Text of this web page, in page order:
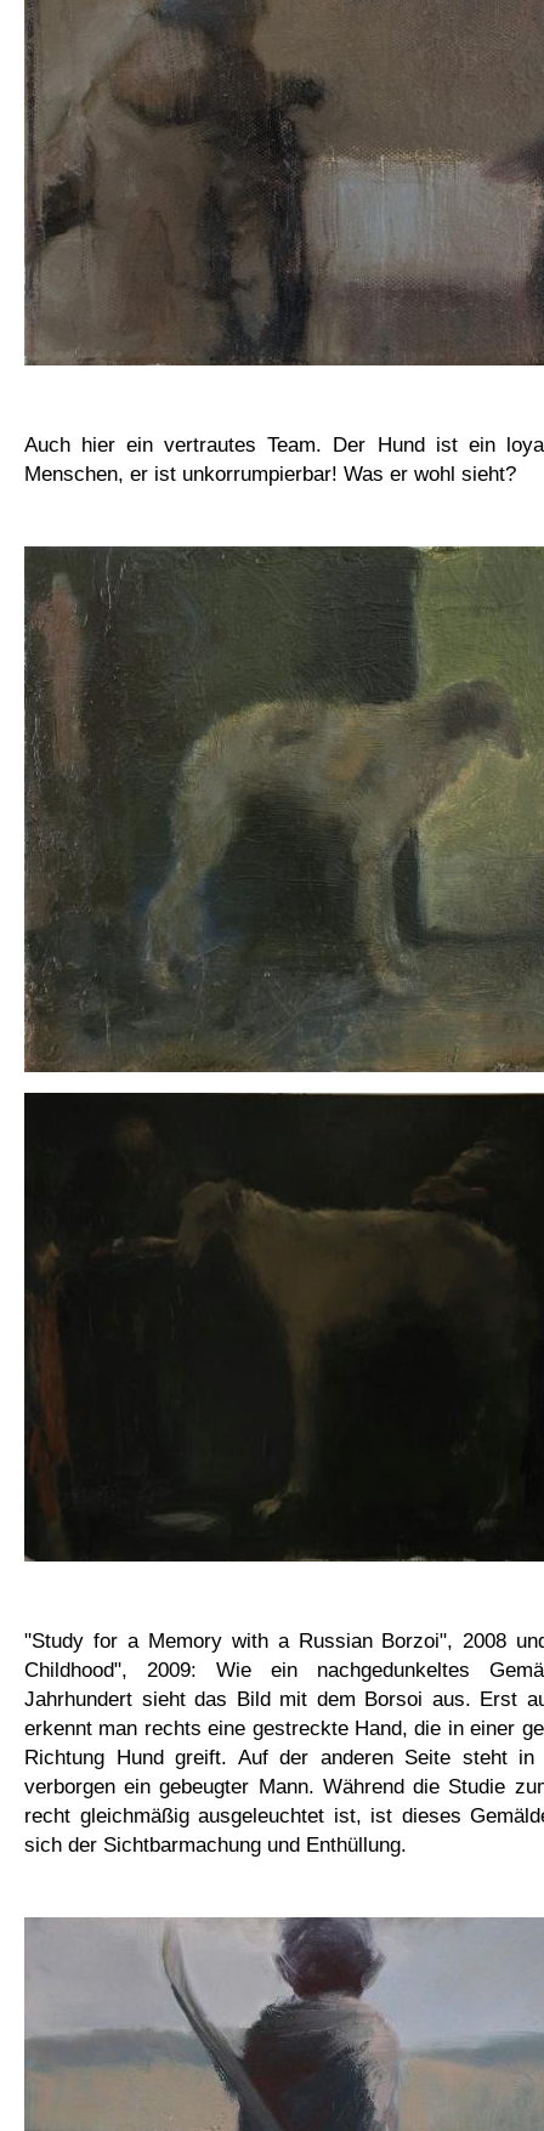
Auch hier ein vertrautes Team. Der Hund ist ein
Menschen, er ist unkorrumpierbar! Was er wohl sieht?
"Study for a Memory with a Russian Borzoi", 2008
Childhood", 2009: Wie ein nachgedunkeltes
Jahrhundert sieht das Bild mit dem Borsoi aus. Erst
erkennt man rechts eine gestreckte Hand, die in einer
Richtung Hund greift. Auf der anderen Seite steht
verborgen ein gebeugter Mann. Während die Studie
recht gleichmäßig ausgeleuchtet ist, ist dieses
sich der Sichtbarmachung und Enthüllung.